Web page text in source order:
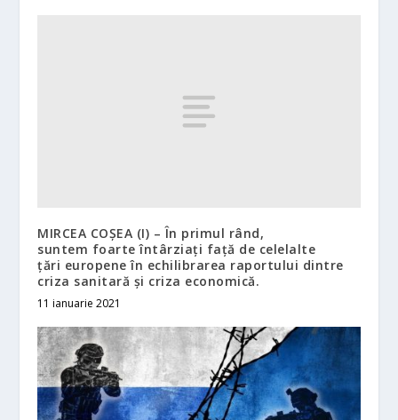
MIRCEA COȘEA (I) – În primul rând,
suntem foarte întârziați față de celelalte
țări europene în echilibrarea raportului dintre
criza sanitară și criza economică.
11 ianuarie 2021